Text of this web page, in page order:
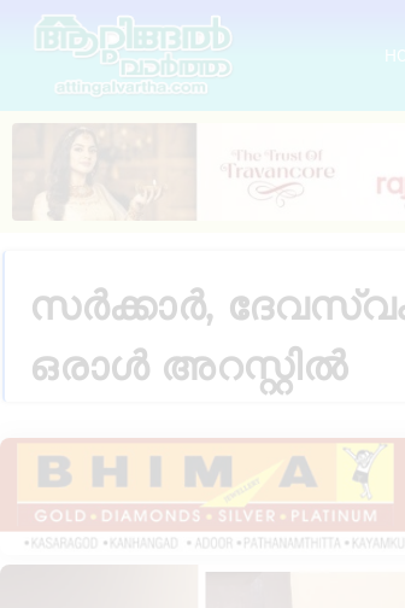
സർക്കാർ,
ഒരാൾ അറസ്റ്റിൽ